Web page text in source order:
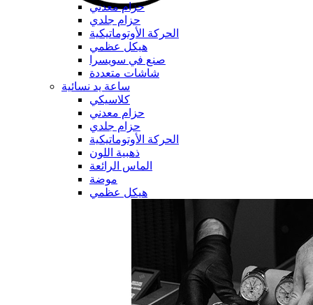
حزام معدني
حزام جلدي
الحركة الأوتوماتيكية
هيكل عظمي
صنع في سويسرا
شاشات متعددة
ساعة يد نسائية
كلاسيكي
حزام معدني
حزام جلدي
الحركة الأوتوماتيكية
ذهبية اللون
الماس الرائعة
موضة
هيكل عظمي